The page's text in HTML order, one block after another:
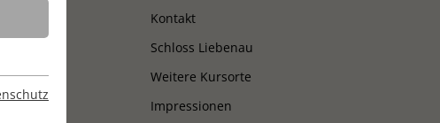
Kontakt
Schloss Liebenau
Weitere Kursorte
Impressionen